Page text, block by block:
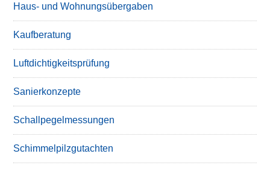
Haus- und Wohnungsübergaben
Kaufberatung
Luftdichtigkeitsprüfung
Sanierkonzepte
Schallpegelmessungen
Schimmelpilzgutachten